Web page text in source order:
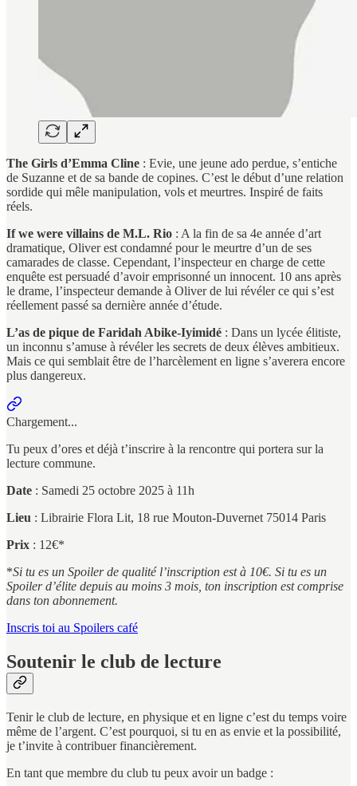
The Girls d’Emma Cline : Evie, une jeune ado perdue, s’entiche
de Suzanne et de sa bande de copines. C’est le début d’une relation
sordide qui mêle manipulation, vols et meurtres. Inspiré de faits
réels.
If we were villains de M.L. Rio : A la fin de sa 4e année d’art
dramatique, Oliver est condamné pour le meurtre d’un de ses
camarades de classe. Cependant, l’inspecteur en charge de cette
enquête est persuadé d’avoir emprisonné un innocent. 10 ans après
le drame, l’inspecteur demande à Oliver de lui révéler ce qui s’est
réellement passé sa dernière année d’étude.
L’as de pique de Faridah Abike-Iyimidé : Dans un lycée élitiste,
un inconnu s’amuse à révéler les secrets de deux élèves ambitieux.
Mais ce qui semblait être de l’harcèlement en ligne s’averera encore
plus dangereux.
Chargement...
Tu peux d’ores et déjà t’inscrire à la rencontre qui portera sur la
lecture commune.
Date : Samedi 25 octobre 2025 à 11h
Lieu : Librairie Flora Lit, 18 rue Mouton-Duvernet 75014 Paris
Prix : 12€*
*Si tu es un Spoiler de qualité l’inscription est à 10€. Si tu es un
Spoiler d’élite depuis au moins 3 mois, ton inscription est comprise
dans ton abonnement.
Inscris toi au Spoilers café
Soutenir le club de lecture
Tenir le club de lecture, en physique et en ligne c’est du temps voire
même de l’argent. C’est pourquoi, si tu en as envie et la possibilité,
je t’invite à contribuer financièrement.
En tant que membre du club tu peux avoir un badge :